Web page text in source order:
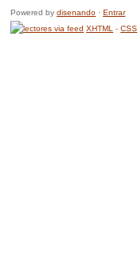
Powered by disenando · Entrar
XHTML
- CSS